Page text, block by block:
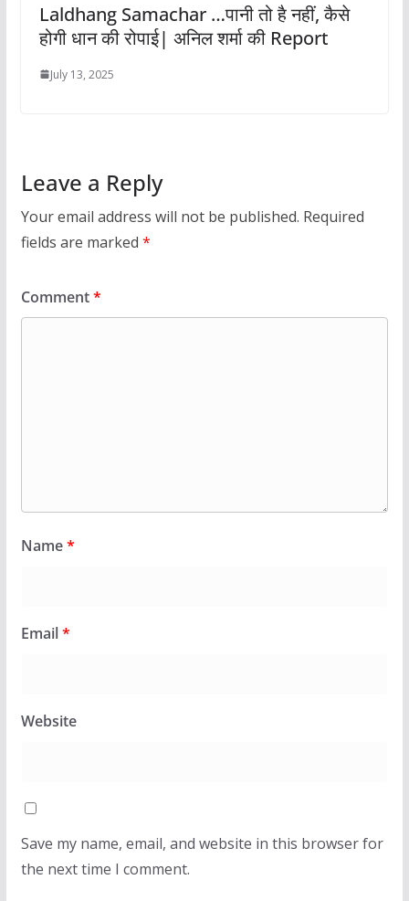
Laldhang Samachar …पानी तो है नहीं, कैसे
होगी धान की रोपाई| अनिल शर्मा की Report
July 13, 2025
Leave a Reply
Your email address will not be published. Required
fields are marked *
Comment*
Name*
Email*
Website
Save my name, email, and website in this browser for
the next time I comment.